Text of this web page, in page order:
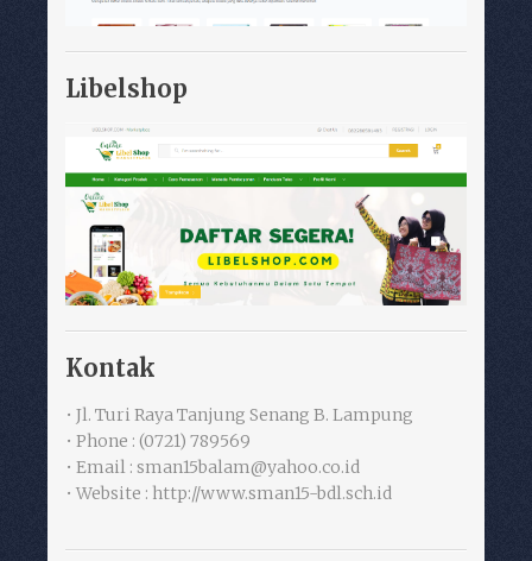
Libelshop
Kontak
• Jl. Turi Raya Tanjung Senang B. Lampung
• Phone : (0721) 789569
• Email : sman15balam@yahoo.co.id
• Website : http://www.sman15-bdl.sch.id